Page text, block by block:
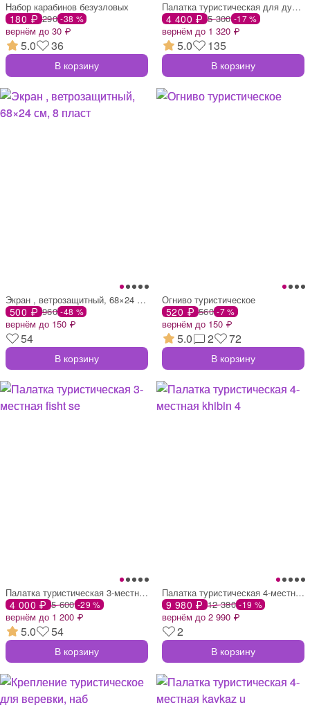
Набор карабинов безузловых
180 ₽ 290 -38 %
вернём до 30 ₽
5.0 36
В корзину
Палатка туристическая для душа и туалета
4 400 ₽ 5 300 -17 %
вернём до 1 320 ₽
5.0 135
В корзину
Экран , ветрозащитный, 68×24 см, 8 пласт
500 ₽ 960 -48 %
вернём до 150 ₽
54
В корзину
Огниво туристическое
520 ₽ 560 -7 %
вернём до 150 ₽
5.0 2 72
В корзину
Палатка туристическая 3-местная fisht se
4 000 ₽ 5 600 -29 %
вернём до 1 200 ₽
5.0 54
В корзину
Палатка туристическая 4-местная khibin 4
9 980 ₽ 12 380 -19 %
вернём до 2 990 ₽
2
В корзину